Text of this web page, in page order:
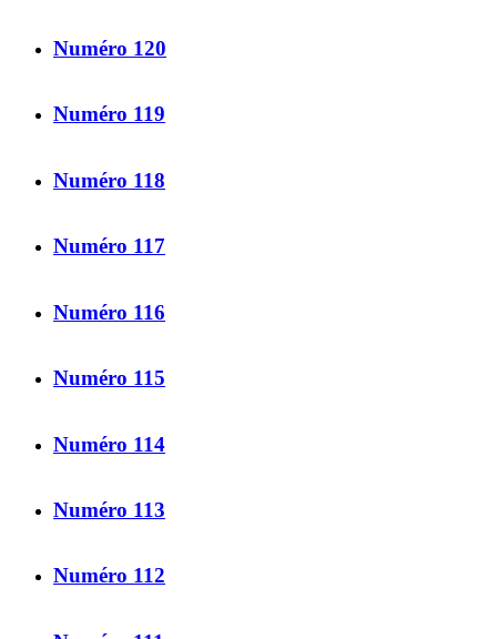
Numéro 120
Numéro 119
Numéro 118
Numéro 117
Numéro 116
Numéro 115
Numéro 114
Numéro 113
Numéro 112